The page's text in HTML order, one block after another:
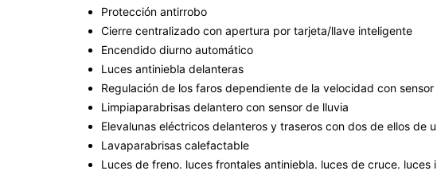
Protección antirrobo
Cierre centralizado con apertura por tarjeta/llave inteligente
Encendido diurno automático
Luces antiniebla delanteras
Regulación de los faros dependiente de la velocidad con
Limpiaparabrisas delantero con sensor de lluvia
Elevalunas eléctricos delanteros y traseros con dos de ellos de
Lavaparabrisas calefactable
Luces de freno. luces frontales antiniebla. luces de cruce.